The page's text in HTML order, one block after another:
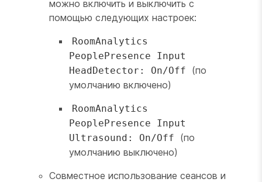
можно включить и выключить с
помощью следующих настроек:
RoomAnalytics
PeoplePresence Input
HeadDetector: On/Off
(по
умолчанию включено)
RoomAnalytics
PeoplePresence Input
Ultrasound: On/Off
(по
умолчанию выключено)
Совместное использование сеансов и